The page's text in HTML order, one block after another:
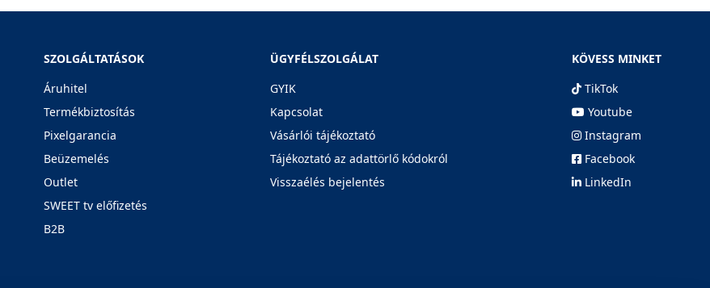
SZOLGÁLTATÁSOK
Áruhitel
Termékbiztosítás
Pixelgarancia
Beüzemelés
Outlet
SWEET tv előfizetés
B2B
ÜGYFÉLSZOLGÁLAT
GYIK
Kapcsolat
Vásárlói tájékoztató
Tájékoztató az adattörlő kódokról
Visszaélés bejelentés
KÖVESS MINKET
TikTok
Youtube
Instagram
Facebook
LinkedIn